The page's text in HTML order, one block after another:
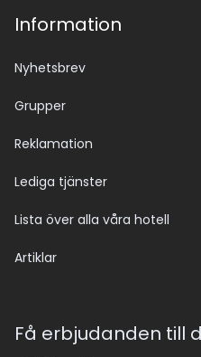
Information
Nyhetsbrev
Grupper
Reklamation
Lediga tjänster
Lista över alla våra hotell
Artiklar
Få erbjudanden till